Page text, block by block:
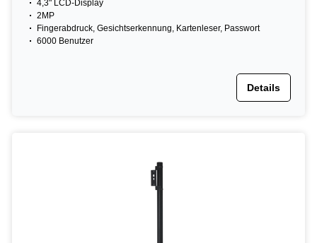
4,3" LCD-Display
2MP
Fingerabdruck, Gesichtserkennung, Kartenleser, Passwort
6000 Benutzer
Details